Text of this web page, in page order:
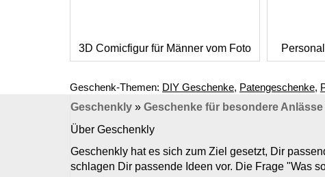
3D Comicfigur für Männer vom Foto
Geschenk-Themen: DIY Geschenke, Patengeschenke,
Geschenkly » Geschenke für besondere Anlässe
Über Geschenkly
Geschenkly hat es sich zum Ziel gesetzt, Dir
schlagen Dir passende Ideen vor. Die Frage "Was